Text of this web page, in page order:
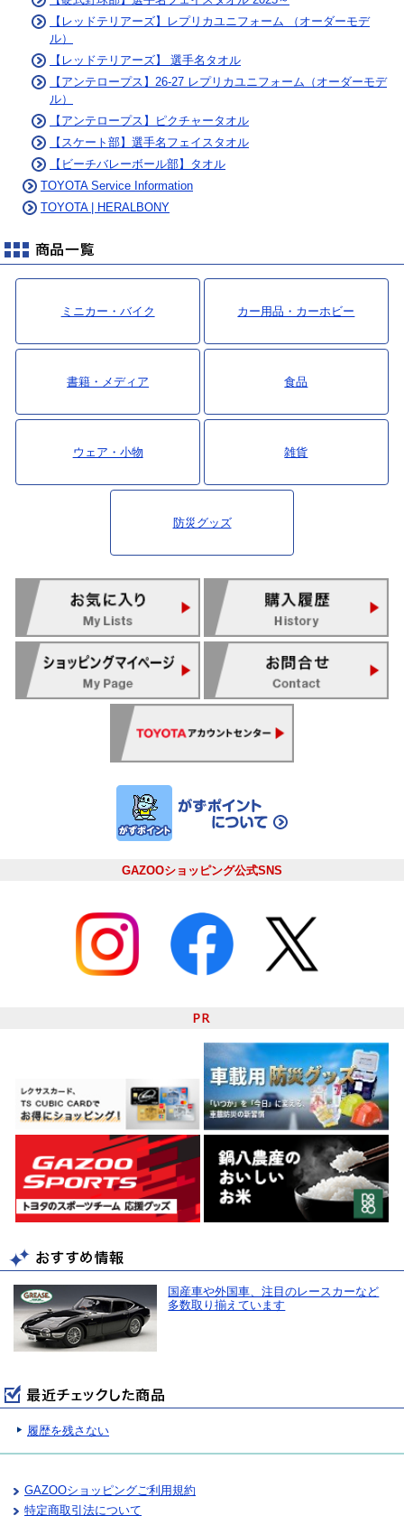
【レッドテリアーズ】レプリカユニフォーム （オーダーモデ
ル）
【レッドテリアーズ】 選手名タオル
【アンテロープス】26-27 レプリカユニフォーム（オーダーモデ
ル）
【アンテロープス】ピクチャータオル
【スケート部】選手名フェイスタオル
【ビーチバレーボール部】タオル
TOYOTA Service Information
TOYOTA | HERALBONY
ミニカー・バイク カー用品・カーホビー
書籍・メディア 食品
ウェア・小物 雑貨
防災グッズ
GAZOOショッピング公式SNS
国産車や外国車、注目のレースカーなど
多数取り揃えています
履歴を残さない
GAZOOショッピングご利用規約
特定商取引法について